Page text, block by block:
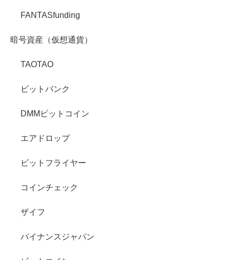
FANTASfunding
暗号資産（仮想通貨）
TAOTAO
ビットバンク
DMMビットコイン
エアドロップ
ビットフライヤー
コインチェック
ザイフ
バイナンスジャパン